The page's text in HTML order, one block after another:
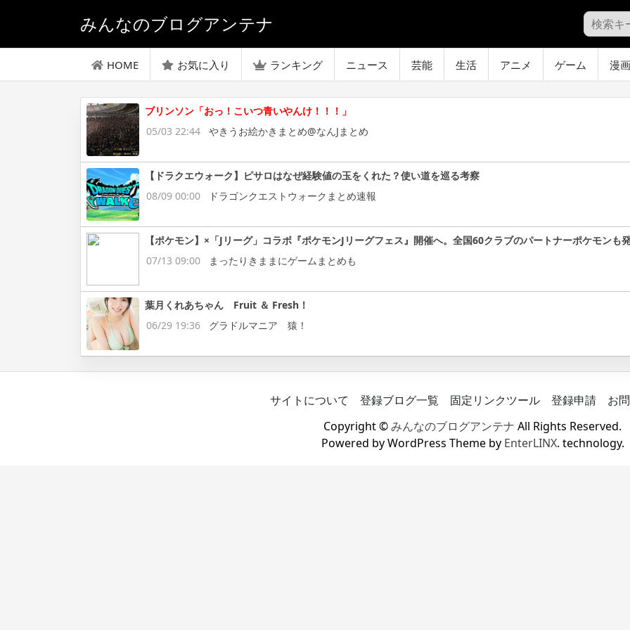
みんなのブログアンテナ
HOME お気に入り ランキング ニュース 芸能 生活 アニメ ゲーム 漫画
ブリンソン「おっ！こいつ青いやんけ！！！」
05/03 22:44
やきうお絵かきまとめ@なんJまとめ
【ドラクエウォーク】ピサロはなぜ経験値の玉をくれた？使い道を巡る考察
08/09 00:00
ドラゴンクエストウォークまとめ速報
【ポケモン】×「Jリーグ」コラボ『ポケモンJリーグフェス』開催へ。全国60クラブのパートナーポケモンも
07/13 09:00
まったりきままにゲームまとめも
葉月くれあちゃん Fruit ＆ Fresh！
06/29 19:36
グラドルマニア 猿！
サイトについて 登録ブログ一覧 固定リンクツール 登録申請
お
Copyright ©みんなのブログアンテナ All Rights Reserved.
Powered by WordPress Theme by EnterLINX. technology.